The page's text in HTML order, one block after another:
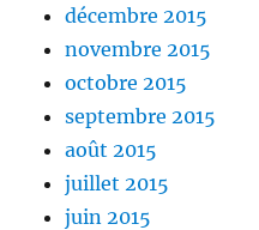
décembre 2015
novembre 2015
octobre 2015
septembre 2015
août 2015
juillet 2015
juin 2015